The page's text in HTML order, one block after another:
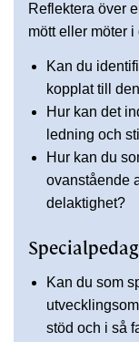
Reflektera över
mött eller möter
Kan du
kopplat till
Hur kan det
ledning och
Hur kan du
ovanstående
delaktighet?
Kan du som
stöd och i så